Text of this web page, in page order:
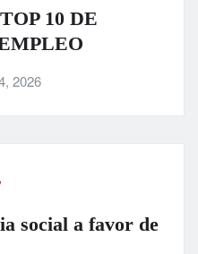
10 DE
2026
social a favor de